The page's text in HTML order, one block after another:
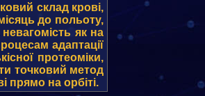
склад крові,
до польоту,
як на
адаптації
протеоміки,
точковий метод
прямо на орбіті.